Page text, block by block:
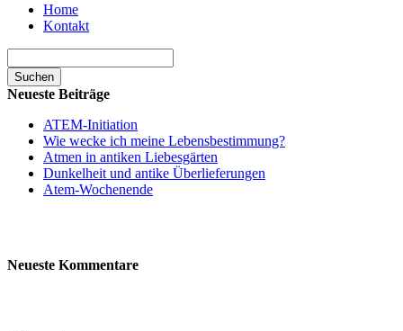
Home
Kontakt
Neueste Beiträge
ATEM-Initiation
Wie wecke ich meine Lebensbestimmung?
Atmen in antiken Liebesgärten
Dunkelheit und antike Überlieferungen
Atem-Wochenende
Neueste Kommentare